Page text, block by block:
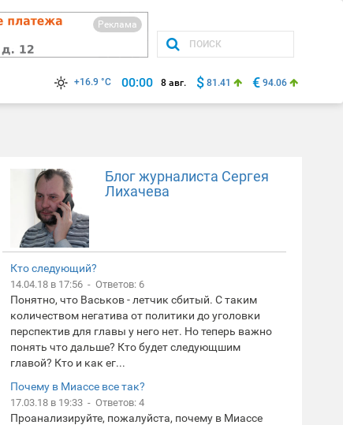
Реклама
+16.9 °C 00:00 8 авг. $ 81.41 € 94.06
Блог журналиста Сергея
Лихачева
Кто следующий?
14.04.18 в 17:56 - Ответов: 6
Понятно, что Васьков - летчик сбитый. С таким
количеством негатива от политики до уголовки
перспектив для главы у него нет. Но теперь важно
понять что дальше? Кто будет следующшим
главой? Кто и как ег...
Почему в Миассе все так?
17.03.18 в 19:33 - Ответов: 4
Проанализируйте, пожалуйста, почему в Миассе